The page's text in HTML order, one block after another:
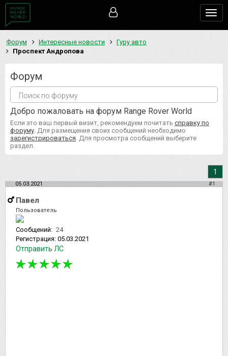
Форум Интересные новости
Гуру авто
Проспект Андропова
Форум
Добро пожаловать на форум Range Rover World
Если это ваш первый визит, рекомендуем почитать справку по
форуму . Для размещения своих сообщений необходимо
зарегистрироваться . Для просмотра сообщений выберите
раздел.
1
05.03.2021 #1
Павел
Пользователь
Сообщений: 24
Регистрация: 05.03.2021
Отправить ЛС